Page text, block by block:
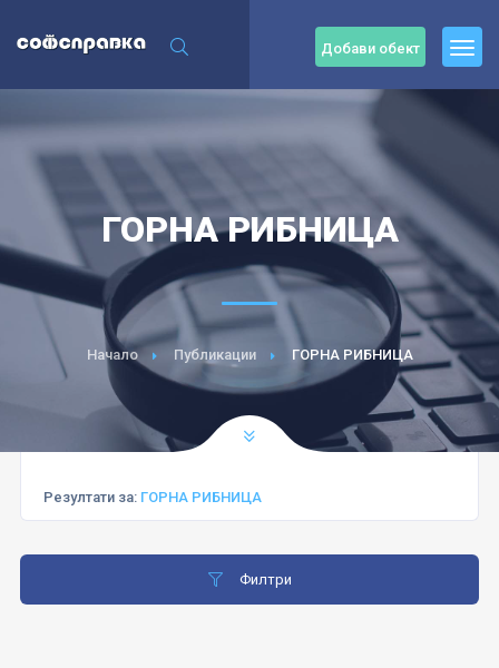
Добави обект
ГОРНА РИБНИЦА
Начало Публикации ГОРНА РИБНИЦА
Резултати за: ГОРНА РИБНИЦА
Филтри